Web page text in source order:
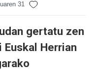
31
gertatu zen
Herrian